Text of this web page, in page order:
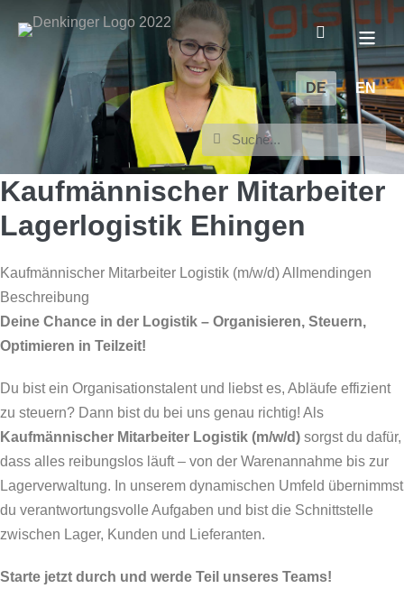
DE EN
Kaufmännischer Mitarbeiter
Lagerlogistik Ehingen
Kaufmännischer Mitarbeiter Logistik (m/w/d) Allmendingen
Beschreibung
Deine Chance in der Logistik – Organisieren, Steuern,
Optimieren in Teilzeit!
Du bist ein Organisationstalent und liebst es, Abläufe effizient
zu steuern? Dann bist du bei uns genau richtig! Als
Kaufmännischer Mitarbeiter Logistik (m/w/d) sorgst du dafür,
dass alles reibungslos läuft – von der Warenannahme bis zur
Lagerverwaltung. In unserem dynamischen Umfeld übernimmst
du verantwortungsvolle Aufgaben und bist die Schnittstelle
zwischen Lager, Kunden und Lieferanten.
Starte jetzt durch und werde Teil unseres Teams!